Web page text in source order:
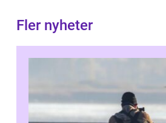
Fler nyheter